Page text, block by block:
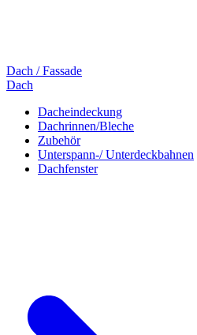
Dach / Fassade
Dach
Dacheindeckung
Dachrinnen/Bleche
Zubehör
Unterspann-/ Unterdeckbahnen
Dachfenster